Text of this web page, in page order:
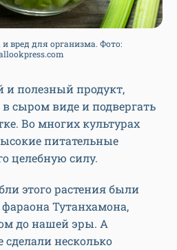
и вред для организма. Фото:
и полезный продукт,
сыром виде и подвергать
Во многих культурах
питательные
целебную силу.
этого растения были
Тутанхамона,
до нашей эры. А
несколько